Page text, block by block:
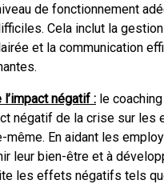
de fonctionnement
Cela inclut la
et la communication
négatif : le
négatif de la crise sur les
même. En aidant les
leur bien-être et à
les effets négatifs tels